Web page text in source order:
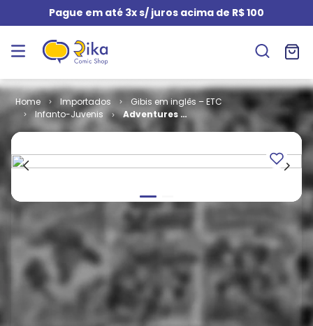
Pague em até 3x s/ juros acima de R$ 100
Importados
Gibis em inglês – ETC
Infanto-Juvenis
Adventures of
Mighty Mouse